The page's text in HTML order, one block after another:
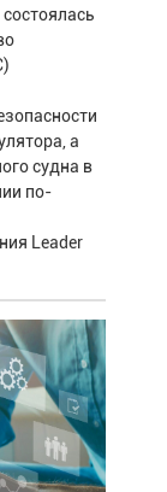
а
судна в
по-
Leader